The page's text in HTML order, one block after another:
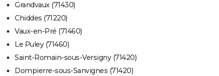
Grandvaux (71430)
Chiddes (71220)
Vaux-en-Pré (71460)
Le Puley (71460)
Saint-Romain-sous-Versigny (71420)
Dompierre-sous-Sanvignes (71420)